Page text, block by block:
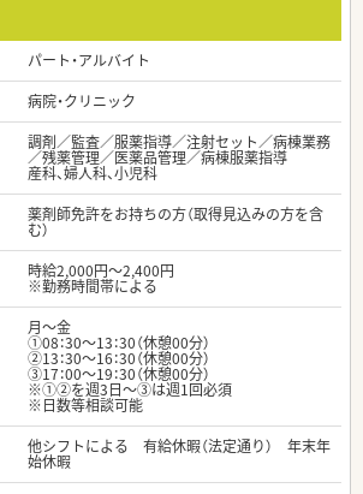
パート・アルバイト
病院・クリニック
調剤／監査／服薬指導／注射セット／病棟業務
／残薬管理／医薬品管理／病棟服薬指導
産科、婦人科、小児科
薬剤師免許をお持ちの方（取得見込みの方を含
む）
時給2,000円～2,400円
※勤務時間帯による
月～金
①08：30～13：30（休憩00分）
②13：30～16：30（休憩00分）
③17：00～19：30（休憩00分）
※①②を週3日～③は週1回必須
※日数等相談可能
他シフトによる 有給休暇（法定通り） 年末年
始休暇